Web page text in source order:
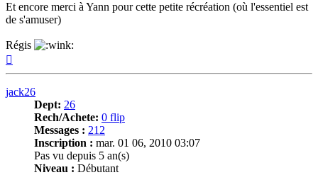
Et encore merci à Yann pour cette petite récréation (où l'essentiel est
de s'amuser)
Régis
jack26
Dept: 26
Rech/Achete: 0 flip
Messages : 212
Inscription : mar. 01 06, 2010 03:07
Pas vu depuis 5 an(s)
Niveau : Débutant